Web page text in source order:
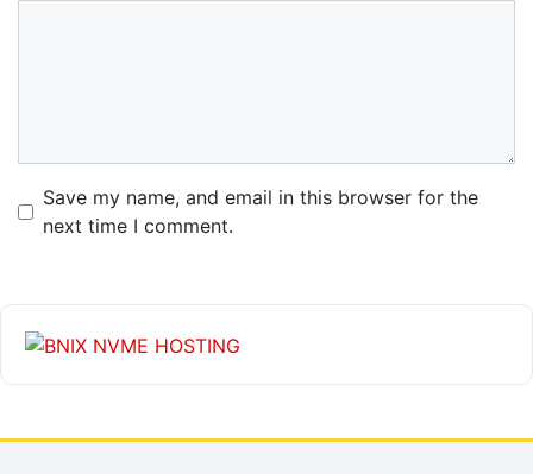
Name
Email
Website
Save my name, and email in this browser for the
next time I comment.